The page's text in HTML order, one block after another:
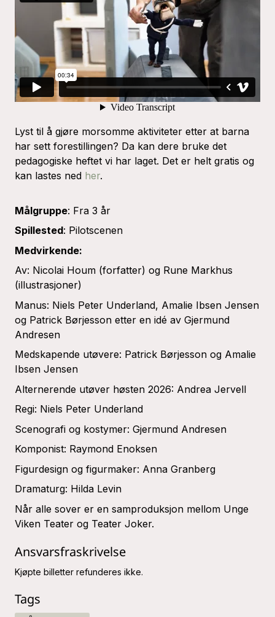
Lyst til å gjøre morsomme aktiviteter etter at barna
har sett forestillingen? Da kan dere bruke det
pedagogiske heftet vi har laget. Det er helt gratis og
kan lastes ned her.
Målgruppe: Fra 3 år
Spillested: Pilotscenen
Medvirkende:
Av: Nicolai Houm (forfatter) og Rune Markhus
(illustrasjoner)
Manus: Niels Peter Underland, Amalie Ibsen Jensen
og Patrick Børjesson etter en idé av Gjermund
Andresen
Medskapende utøvere: Patrick Børjesson og Amalie
Ibsen Jensen
Alternerende utøver høsten 2026: Andrea Jervell
Regi: Niels Peter Underland
Scenografi og kostymer: Gjermund Andresen
Komponist: Raymond Enoksen
Figurdesign og figurmaker: Anna Granberg
Dramaturg: Hilda Levin
Når alle sover er en samproduksjon mellom Unge
Viken Teater og Teater Joker.
Ansvarsfraskrivelse
Kjøpte billetter refunderes ikke.
Tags